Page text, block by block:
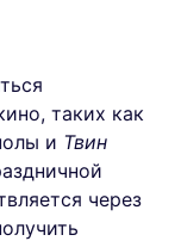
таких как
и Твин
через